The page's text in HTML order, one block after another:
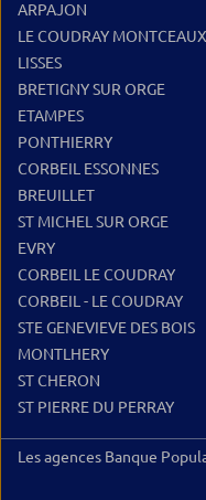
ARPAJON
LE COUDRAY MONTCEAUX
LISSES
BRETIGNY SUR ORGE
ETAMPES
PONTHIERRY
CORBEIL ESSONNES
BREUILLET
ST MICHEL SUR ORGE
EVRY
CORBEIL LE COUDRAY
CORBEIL - LE COUDRAY
STE GENEVIEVE DES BOIS
MONTLHERY
ST CHERON
ST PIERRE DU PERRAY
Les agences Banque